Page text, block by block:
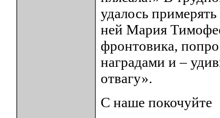
удалось примерять
ней Мария
фронтовика,
наградами и –
отвагу».
С наше покочуйте